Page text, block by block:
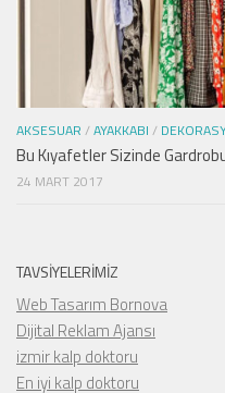
AKSESUAR /AYAKKABI /
Bu Kıyafetler Sizinde
24 MART 2017
TAVSIYELERIMIZ
Web Tasarım Bornova
Dijital Reklam Ajansı
izmir kalp doktoru
En iyi kalp doktoru